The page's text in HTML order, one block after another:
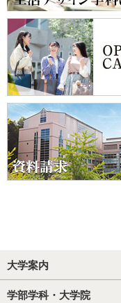
大学案内
学部学科・大学院